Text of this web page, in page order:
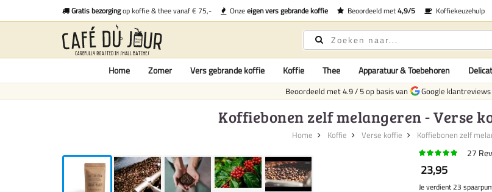
Gratis bezorgingop koffie & thee vanaf € 75,- Onzeeigen vers gebrande koffie Beoordeeld met4,9/5 Koffiekeuzehulp
Home Zomer Vers gebrande koffie Koffie Thee Apparatuur & Toebehoren
Beoordeeld met4.9/5op basis van Google klantreviews
Koffiebonen zelf melangeren - Verse
Home Koffie Verse koffie Koffiebonen zelf
27
23,95
Je verdient 23